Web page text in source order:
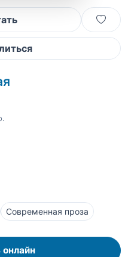
Современная проза
онлайн